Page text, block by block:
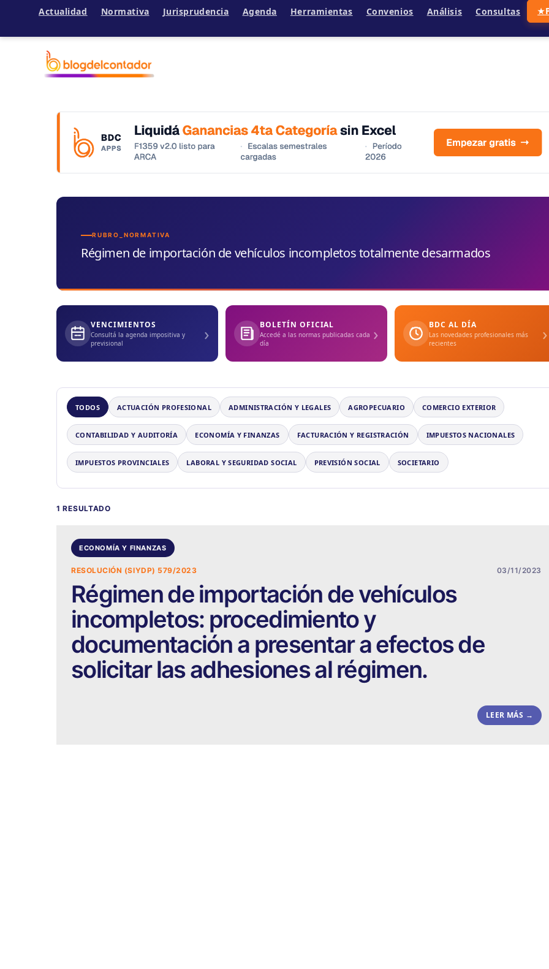
Actualidad Normativa Jurisprudencia Agenda Herramientas Convenios Análisis Consultas ★
RUBRO_NORMATIVA
Régimen de importación de vehículos incompletos totalmente desarmados
VENCIMIENTOS
Consultá la agenda impositiva y
previsional
› BOLETÍN OFICIAL
Accedé a las normas publicadas cada
día
› BDC AL DÍA
Las novedades profesionales más
recientes
›
TODOS ACTUACIÓN PROFESIONAL ADMINISTRACIÓN Y LEGALES AGROPECUARIO COMERCIO EXTERIOR
CONTABILIDAD Y AUDITORÍA ECONOMÍA Y FINANZAS FACTURACIÓN Y REGISTRACIÓN IMPUESTOS NACIONALES
IMPUESTOS PROVINCIALES LABORAL Y SEGURIDAD SOCIAL PREVISIÓN SOCIAL SOCIETARIO
1 RESULTADO
ECONOMÍA Y FINANZAS
RESOLUCIÓN (SIYDP) 579/2023 03/11/2023
Régimen de importación de vehículos
incompletos: procedimiento y
documentación a presentar a efectos de
solicitar las adhesiones al régimen.
LEER MÁS →